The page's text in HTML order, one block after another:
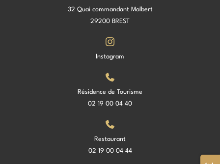
32 Quai commandant Malbert
29200 BREST
Instagram
Résidence de Tourisme
02 19 00 04 40
Restaurant
02 19 00 04 44